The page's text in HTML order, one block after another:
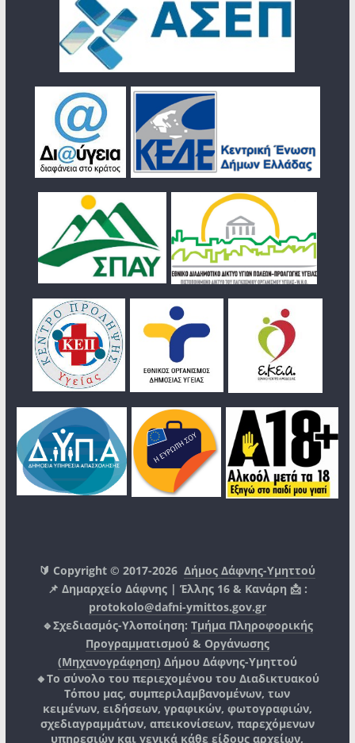
🔰 Copyright © 2017-2026Δήμος Δάφνης-Υμηττού
📌 Δημαρχείο Δάφνης | Έλλης 16 & Κανάρη 📩 :
protokolo@dafni-ymittos.gov.gr
🔹Σχεδιασμός-Υλοποίηση: Τμήμα Πληροφορικής
Προγραμματισμού & Οργάνωσης
(Μηχανογράφηση) Δήμου Δάφνης-Υμηττού
🔸Το σύνολο του περιεχομένου του Διαδικτυακού
Τόπου μας, συμπεριλαμβανομένων, των
κειμένων, ειδήσεων, γραφικών, φωτογραφιών,
σχεδιαγραμμάτων, απεικονίσεων, παρεχόμενων
υπηρεσιών και γενικά κάθε είδους αρχείων,